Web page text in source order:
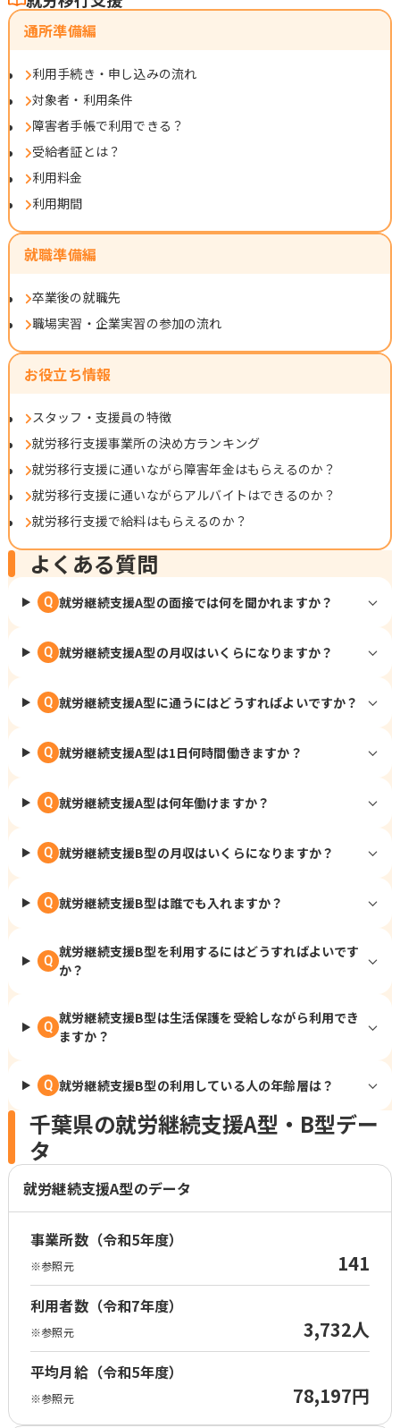
通所準備編
利用手続き・申し込みの流れ
対象者・利用条件
障害者手帳で利用できる？
受給者証とは？
利用料金
利用期間
就職準備編
卒業後の就職先
職場実習・企業実習の参加の流れ
お役立ち情報
スタッフ・支援員の特徴
就労移行支援事業所の決め方ランキング
就労移行支援に通いながら障害年金はもらえるのか？
就労移行支援に通いながらアルバイトはできるのか？
就労移行支援で給料はもらえるのか？
よくある質問
Q 就労継続支援A型の面接では何を聞かれますか？
Q 就労継続支援A型の月収はいくらになりますか？
Q 就労継続支援A型に通うにはどうすればよいですか？
Q 就労継続支援A型は1日何時間働きますか？
Q 就労継続支援A型は何年働けますか？
Q 就労継続支援B型の月収はいくらになりますか？
Q 就労継続支援B型は誰でも入れますか？
Q
就労継続支援B型を利用するにはどうすればよいです
か？
Q
就労継続支援B型は生活保護を受給しながら利用でき
ますか？
Q 就労継続支援B型の利用している人の年齢層は？
千葉県の就労継続支援A型・B型デー
タ
就労継続支援A型のデータ
事業所数（令和5年度）
※参照元 141
利用者数（令和7年度）
※参照元 3,732人
平均月給（令和5年度）
※参照元 78,197円